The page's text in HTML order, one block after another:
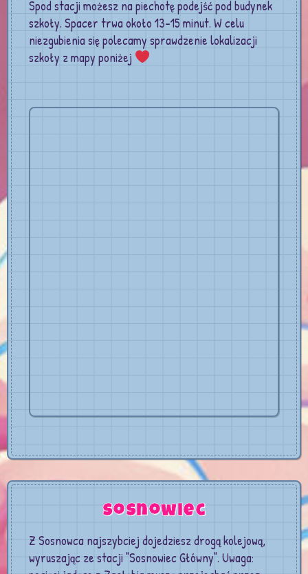
Spod stacji możesz na piechotę podejść pod budynek
szkoły. Spacer trwa około 13-15 minut. W celu
niezgubienia się polecamy sprawdzenie lokalizacji
szkoły z mapy poniżej
Sosnowiec
Z Sosnowca najszybciej dojedziesz drogą kolejową,
wyruszając ze stacji "Sosnowiec Główny". Uwaga: